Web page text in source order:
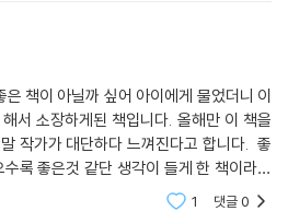
책이 아닐까 싶어 아이에게 물었더니 이
서 소장하게된 책입니다. 올해만 이 책을
작가가 대단하다 느껴진다고 합니다. 좋
록 좋은것 같단 생각이 들게 한 책이라고
안에 드는 책이라며 강력추천하네요~ 둘
1 댓글0